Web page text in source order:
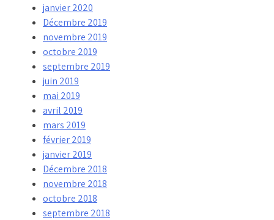
janvier 2020
Décembre 2019
novembre 2019
octobre 2019
septembre 2019
juin 2019
mai 2019
avril 2019
mars 2019
février 2019
janvier 2019
Décembre 2018
novembre 2018
octobre 2018
septembre 2018